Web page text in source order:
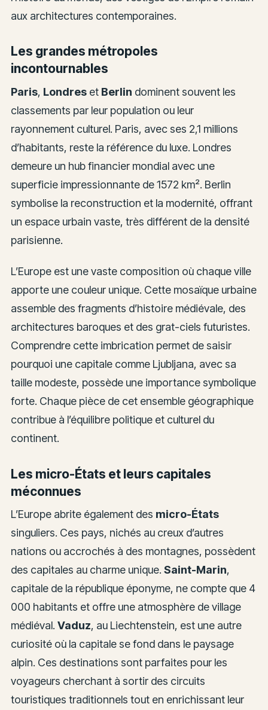
aux architectures contemporaines.
Les grandes métropoles
incontournables
Paris, Londreset Berlin dominent souvent les
classements par leur population ou leur
rayonnement culturel. Paris, avec ses 2,1 millions
d’habitants, reste la référence du luxe. Londres
demeure un hub financier mondial avec une
superficie impressionnante de 1572 km². Berlin
symbolise la reconstruction et la modernité, offrant
un espace urbain vaste, très différent de la densité
parisienne.
L’Europe est une vaste composition où chaque ville
apporte une couleur unique. Cette mosaïque urbaine
assemble des fragments d’histoire médiévale, des
architectures baroques et des grat-ciels futuristes.
Comprendre cette imbrication permet de saisir
pourquoi une capitale comme Ljubljana, avec sa
taille modeste, possède une importance symbolique
forte. Chaque pièce de cet ensemble géographique
contribue à l’équilibre politique et culturel du
continent.
Les micro-États et leurs capitales
méconnues
L’Europe abrite également des micro-États
singuliers. Ces pays, nichés au creux d’autres
nations ou accrochés à des montagnes, possèdent
des capitales au charme unique. Saint-Marin,
capitale de la république éponyme, ne compte que 4
000 habitants et offre une atmosphère de village
médiéval. Vaduz, au Liechtenstein, est une autre
curiosité où la capitale se fond dans le paysage
alpin. Ces destinations sont parfaites pour les
voyageurs cherchant à sortir des circuits
touristiques traditionnels tout en enrichissant leur